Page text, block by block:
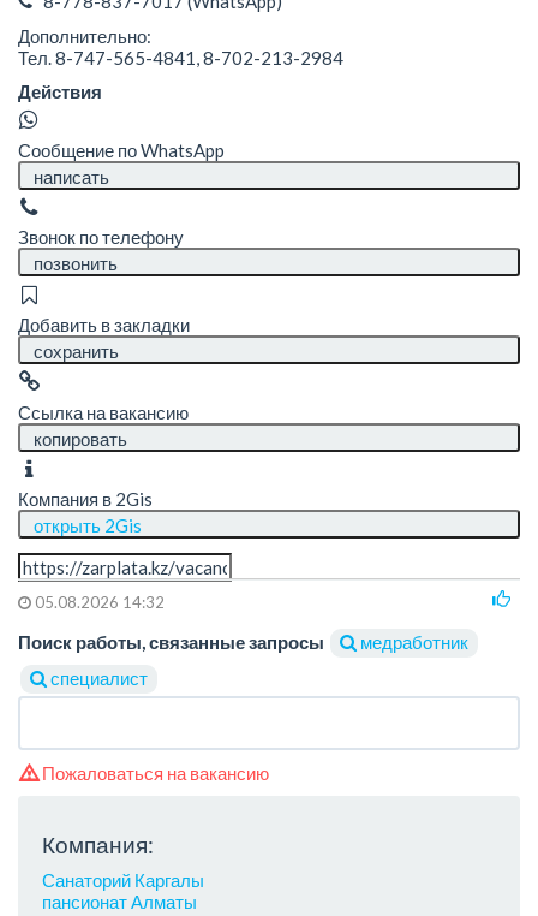
Дополнительно:
Тел. 8-747-565-4841, 8-702-213-2984
Действия
Сообщение по WhatsApp
написать
Звонок по телефону
позвонить
Добавить в закладки
сохранить
Ссылка на вакансию
копировать
Компания в 2Gis
открыть 2Gis
05.08.2026 14:32
Поиск работы, связанные запросы
медработник
специалист
Пожаловаться на вакансию
Компания:
Санаторий Каргалы
пансионат Алматы